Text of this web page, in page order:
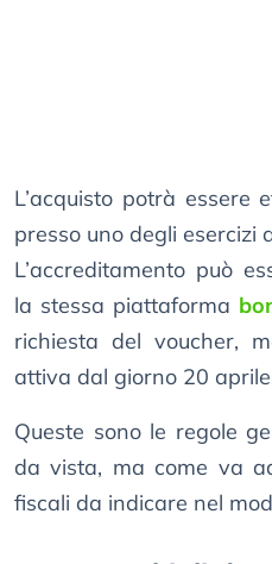
L’acquisto potrà essere
presso uno degli esercizi
L’accreditamento può
la stessa piattaforma
richiesta del voucher,
attiva dal giorno 20
Queste sono le regole
da vista, ma come va
fiscali da indicare nel